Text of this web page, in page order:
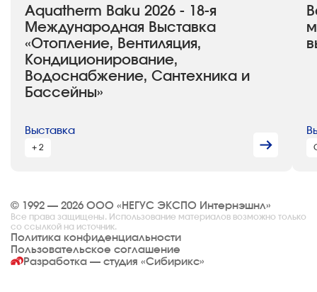
Aquatherm Baku 2026 - 18-я
Международная Выставка
«Отопление, Вентиляция,
Кондиционирование,
Водоснабжение, Сантехника и
Бассейны»
Выставка
+ 2
© 1992 — 2026 ООО «НЕГУС ЭКСПО Интернэшнл»
Все права защищены. Использование материалов возможно только
со ссылкой на источник.
Политика конфиденциальности
Пользовательское соглашение
Разработка — студия «Сибирикс»